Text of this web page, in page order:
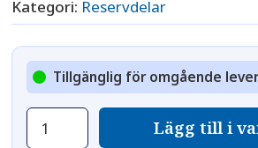
Kategori: Reservdelar
Tillgänglig för omgående
Luftinjektor
mängd
Lägg till i